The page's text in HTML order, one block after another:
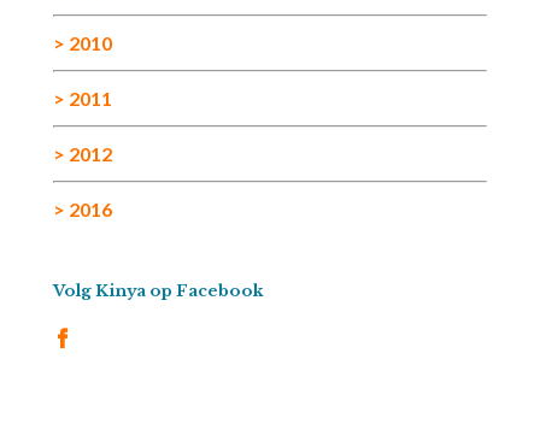
> 2010
> 2011
> 2012
> 2016
Volg Kinya op Facebook